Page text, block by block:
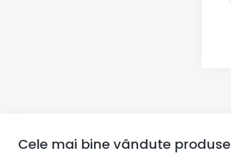
Cele mai bine vândute produse